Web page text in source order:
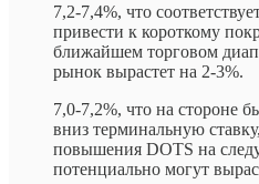
7,2-7,4%, что
привести к короткому
ближайшем торговом
рынок вырастет на 2-3%.
7,0-7,2%, что на стороне
вниз терминальную
повышения DOTS на
потенциально могут